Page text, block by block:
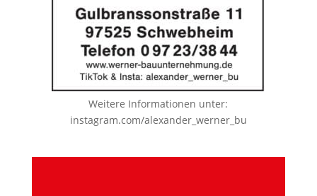
Weitere Informationen unter:
instagram.com/alexander_werner_bu